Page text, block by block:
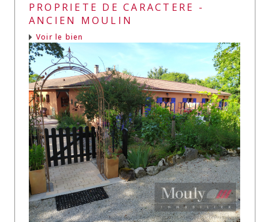
PROPRIETE DE CARACTERE -
ANCIEN MOULIN
Voir le bien